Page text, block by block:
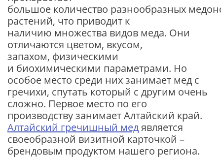
большое количество разнообразных
растений, что приводит к
наличию множества видов меда. Они
отличаются цветом, вкусом,
запахом, физическими
и биохимическими параметрами. Но
особое место среди них занимает мед с
гречихи, спутать который с другим очень
сложно. Первое место по его
производству занимает Алтайский край.
Алтайский гречишный медявляется
своеобразной визитной карточкой –
брендовым продуктом нашего региона.